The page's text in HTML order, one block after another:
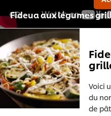
Fideua aux légumes
Voici
du
de